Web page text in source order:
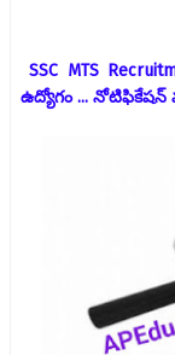
SSC MTS
ఉద్యోగం ... నోటిఫికేషన్